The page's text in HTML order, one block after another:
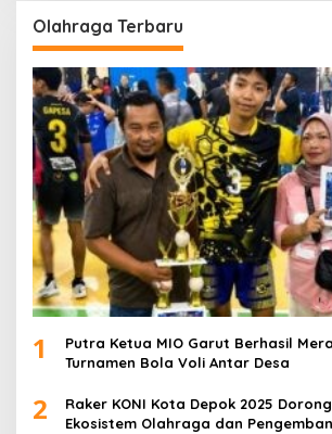
Olahraga Terbaru
1
Putra Ketua MIO Garut Berhasil
Turnamen Bola Voli Antar Desa
2
Raker KONI Kota Depok 2025
Ekosistem Olahraga dan